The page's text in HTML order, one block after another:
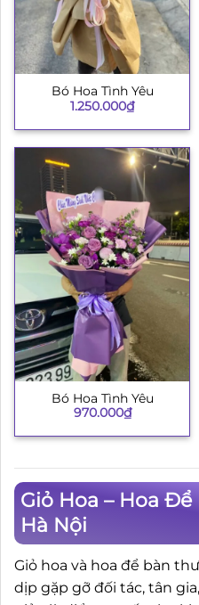
Bó Hoa Tình Yêu
1.250.000₫
Bó Hoa Tình Yêu
970.000₫
Giỏ Hoa – Hoa Để
Hà Nội
Giỏ hoa và hoa để bàn
dịp gặp gỡ đối tác, tân